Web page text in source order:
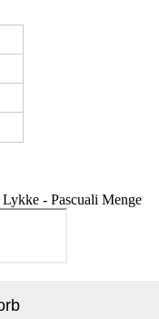
- Pascuali Menge